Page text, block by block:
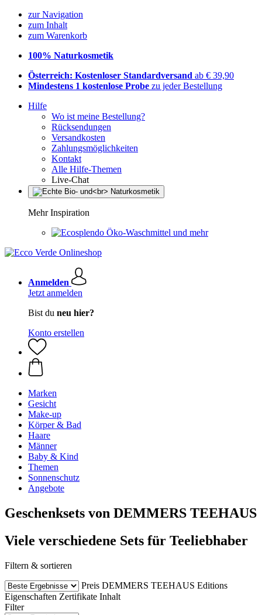
zur Navigation
zum Inhalt
zum Warenkorb
100% Naturkosmetik
Österreich: Kostenloser Standardversand ab € 39,90
Mindestens 1 kostenlose Probe zu jeder Bestellung
Hilfe
Wo ist meine Bestellung?
Rücksendungen
Versandkosten
Zahlungsmöglichkeiten
Kontakt
Alle Hilfe-Themen
Live-Chat
Mehr Inspiration
Öko-Waschmittel und mehr
Anmelden
Jetzt anmelden
Bist du neu hier?
Konto erstellen
Marken
Gesicht
Make-up
Körper & Bad
Haare
Männer
Baby & Kind
Themen
Sonnenschutz
Angebote
Geschenksets von DEMMERS TEEHAUS
Viele verschiedene Sets für Teeliebhaber
Filtern & sortieren
Preis DEMMERS TEEHAUS Editions
Eigenschaften Zertifikate Inhalt
Filter